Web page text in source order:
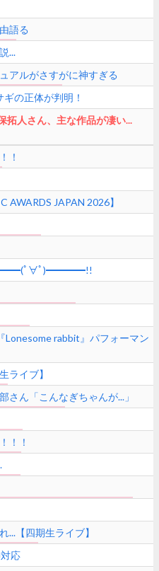
語る
...
アルがさすがに神すぎる
の正体が判明！
拓人さん、主な作品が凄い...
！
AWARDS JAPAN 2026】
━━━━(ﾟ∀ﾟ)━━━━!!
Lonesome rabbit』パフォーマン
ライブ】
さん「こんなぎちゃんが...」
！！
【四期生ライブ】
応